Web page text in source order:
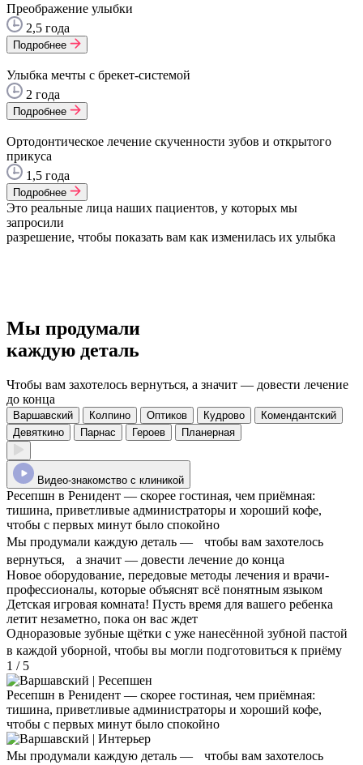
Преображение улыбки
2,5 года
Подробнее
Улыбка мечты с брекет-системой
2 года
Подробнее
Ортодонтическое лечение скученности зубов и открытого
прикуса
1,5 года
Подробнее
Это реальные лица наших пациентов, у которых мы
запросили
разрешение, чтобы показать вам как изменилась их улыбка
Мы продумали
каждую деталь
Чтобы вам захотелось вернуться, а значит — довести лечение
до конца
Варшавский Колпино Оптиков Кудрово
Комендантский
Девяткино
Парнас Героев Планерная
Видео-знакомство с клиникой
Ресепшн в Ренидент — скорее гостиная, чем приёмная:
тишина, приветливые администраторы и хороший кофе,
чтобы с первых минут было спокойно
Мы продумали каждую деталь — чтобы вам захотелось
вернуться, а значит — довести лечение до конца
Новое оборудование, передовые методы лечения и врачи-
профессионалы, которые объяснят всё понятным языком
Детская игровая комната! Пусть время для вашего ребенка
летит незаметно, пока он вас ждет
Одноразовые зубные щётки с уже нанесённой зубной пастой
в каждой уборной, чтобы вы могли подготовиться к приёму
1 / 5
Ресепшн в Ренидент — скорее гостиная, чем приёмная:
тишина, приветливые администраторы и хороший кофе,
чтобы с первых минут было спокойно
Мы продумали каждую деталь — чтобы вам захотелось